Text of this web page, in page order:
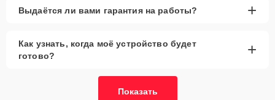
Главные особенности
сервиса
Выдаётся ли вами гарантия на работы? +
Как узнать, когда моё устройство будет
готово?
+
Показать